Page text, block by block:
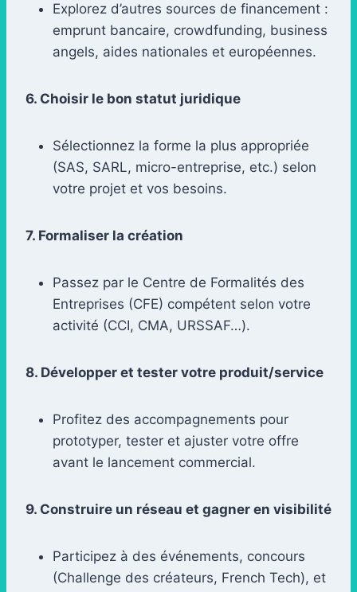
Explorez d’autres sources de financement :
emprunt bancaire, crowdfunding, business
angels, aides nationales et européennes.
6. Choisir le bon statut juridique
Sélectionnez la forme la plus appropriée
(SAS, SARL, micro-entreprise, etc.) selon
votre projet et vos besoins.
7. Formaliser la création
Passez par le Centre de Formalités des
Entreprises (CFE) compétent selon votre
activité (CCI, CMA, URSSAF…).
8. Développer et tester votre produit/service
Profitez des accompagnements pour
prototyper, tester et ajuster votre offre
avant le lancement commercial.
9. Construire un réseau et gagner en visibilité
Participez à des événements, concours
(Challenge des créateurs, French Tech), et